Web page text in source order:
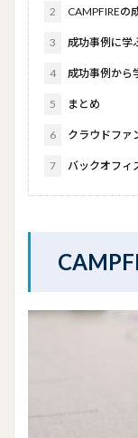
2 CAMPFIREの
3 成功事例に学
4 成功事例から
5 まとめ
6 クラウドファ
7 バックオフィ